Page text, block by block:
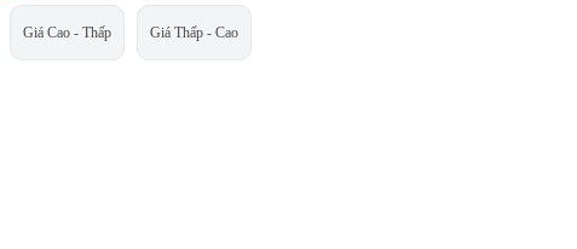
Giá Cao - Thấp Giá Thấp - Cao